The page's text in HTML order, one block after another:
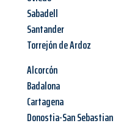
Sabadell
Santander
Torrejón de Ardoz
Alcorcón
Badalona
Cartagena
Donostia-San Sebastian